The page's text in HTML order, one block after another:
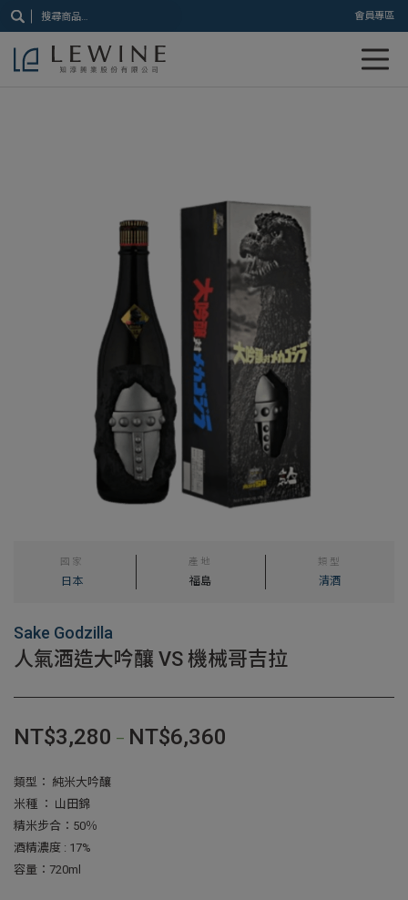
會員專區
國家
日本
產地
福島
類型
清酒
Sake Godzilla
人氣酒造大吟釀 VS 機械哥吉拉
NT$3,280 – NT$6,360
類型： 純米大吟釀
米種 ： 山田錦
精米步合：50％
酒精濃度 : 17%
容量：720ml